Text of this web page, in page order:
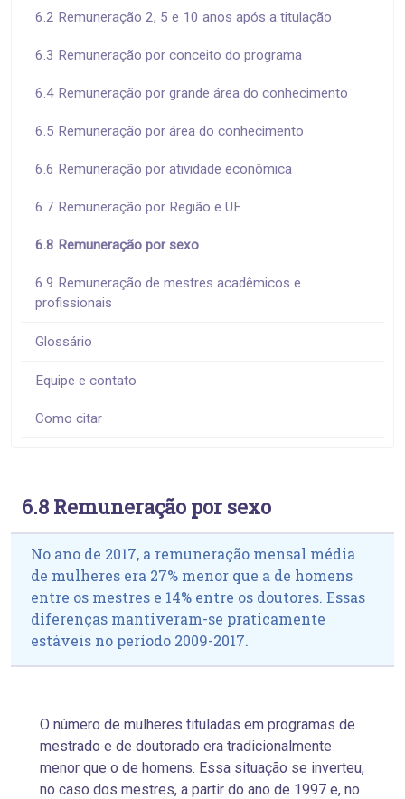
6.2 Remuneração 2, 5 e 10 anos após a titulação
6.3 Remuneração por conceito do programa
6.4 Remuneração por grande área do conhecimento
6.5 Remuneração por área do conhecimento
6.6 Remuneração por atividade econômica
6.7 Remuneração por Região e UF
6.8 Remuneração por sexo
6.9 Remuneração de mestres acadêmicos e
profissionais
Glossário
Equipe e contato
Como citar
6.8 Remuneração por sexo
No ano de 2017, a remuneração mensal média
de mulheres era 27% menor que a de homens
entre os mestres e 14% entre os doutores. Essas
diferenças mantiveram-se praticamente
estáveis no período 2009-2017.
O número de mulheres tituladas em programas de
mestrado e de doutorado era tradicionalmente
menor que o de homens. Essa situação se inverteu,
no caso dos mestres, a partir do ano de 1997 e, no